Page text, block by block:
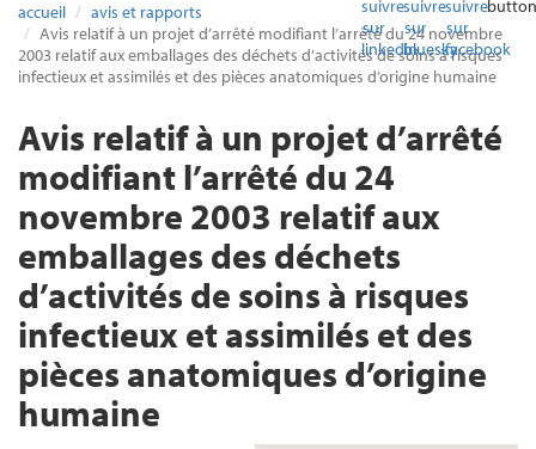
accueil
avis et rapports
Avis relatif à un projet d’arrêté modifiant l’arrêté du 24 novembre
2003 relatif aux emballages des déchets d’activités de soins à risques
infectieux et assimilés et des pièces anatomiques d’origine humaine
Avis relatif à un projet d’arrêté
modifiant l’arrêté du 24
novembre 2003 relatif aux
emballages des déchets
d’activités de soins à risques
infectieux et assimilés et des
pièces anatomiques d’origine
humaine